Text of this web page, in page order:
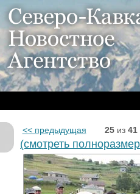
<< предыдущая 25 из 41
(смотреть